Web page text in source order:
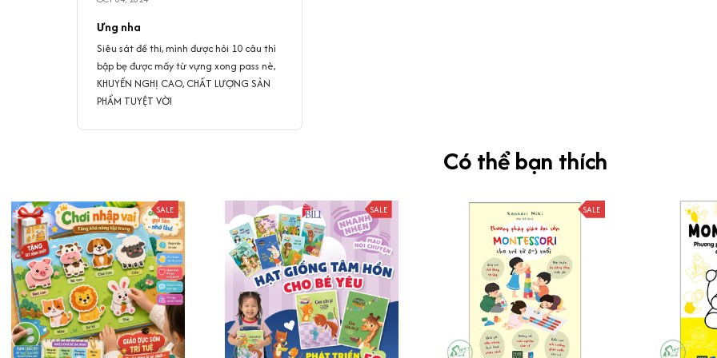
Ưng nha
Siêu sát đề thi, mình được hỏi 10 câu thì
bập bẹ được mấy từ vựng xong pass nè,
KHUYẾN NGHỊ CAO, CHẤT LƯỢNG SẢN
PHẨM TUYỆT VỜI
Có thể bạn thích
SALE SALE SALE